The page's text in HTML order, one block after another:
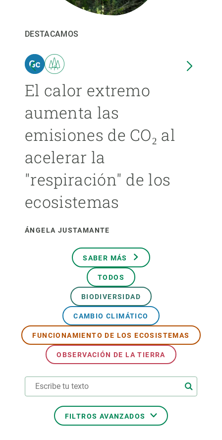
DESTACAMOS
El calor extremo
aumenta las
emisiones de CO₂ al
acelerar la
"respiración" de los
ecosistemas
ÁNGELA JUSTAMANTE
SABER MÁS
TODOS
BIODIVERSIDAD
CAMBIO CLIMÁTICO
FUNCIONAMIENTO DE LOS ECOSISTEMAS
OBSERVACIÓN DE LA TIERRA
FILTROS AVANZADOS